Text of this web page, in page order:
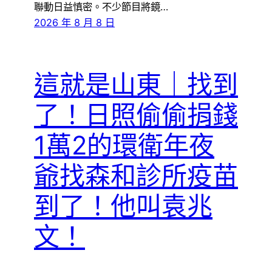
聯動日益慎密。不少節目將鏡…
2026 年 8 月 8 日
這就是山東｜找到
了！日照偷偷捐錢
1萬2的環衛年夜
爺找森和診所疫苗
到了！他叫袁兆
文！